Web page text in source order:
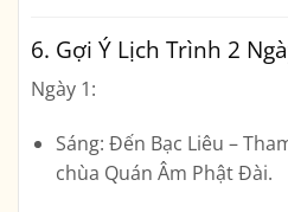
6. Gợi Ý Lịch Trình 2
Ngày 1:
Sáng: Đến Bạc Liêu –
chùa Quán Âm Phật Đài.